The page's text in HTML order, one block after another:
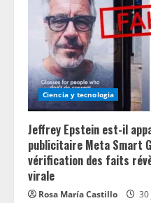
g
Ciencia y tecnologia
Jeffrey Epstein est-il
publicitaire Meta Smart
vérification des faits
virale
Rosa María Castillo 30